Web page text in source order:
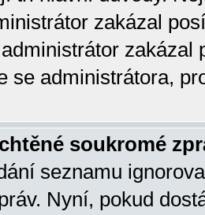
zakázal
zakázal
se administrátora,
soukromé
seznamu
Nyní, pokud